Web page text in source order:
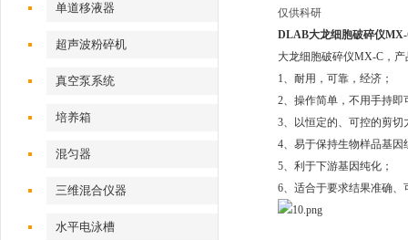
单道移液器
超声波粉碎机
真空泵系统
培养箱
混匀器
三维混合仪器
水平电泳槽
仅供科研
DLAB大龙细胞破碎仪
大龙细胞破碎仪MX-C， 产
1、耐用，可靠，经济；
2、操作简单，不用手持
3、以恒定的、可控的剪切
4、易于保持生物样品基因
5、利于下游基因纯化；
6、适合于要求结果准确